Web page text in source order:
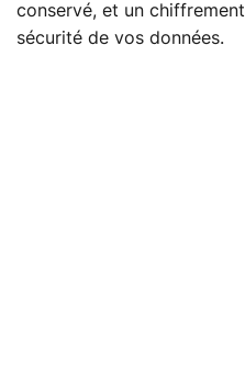
conservé, et un
sécurité de vos données.